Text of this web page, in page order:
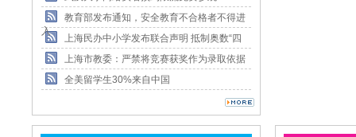
教育部发布通知，安全教育不合格者不得进
入
上海民办中小学发布联合声明 抵制奥数“四
上海市教委：严禁将竞赛获奖作为录取依据
全美留学生30%来自中国